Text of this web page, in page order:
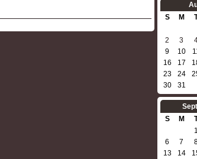
S
M
2
3
9
10
16
17
23
24
30
31
S
M
1
6
7
13
14